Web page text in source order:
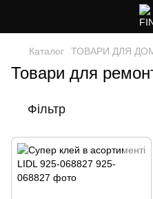
Каталог ТОВАРИ ДЛЯ
Товари для
Фільтр